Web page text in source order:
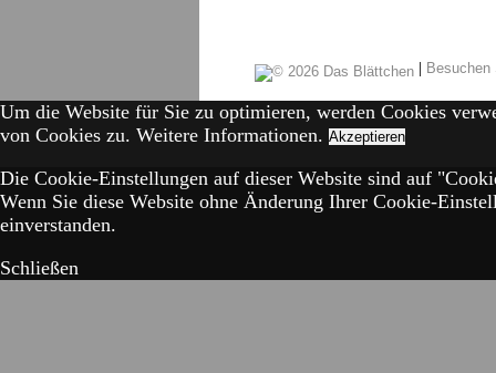
|
Um die Website für Sie zu optimieren, werden Cookies
von Cookies zu. Weitere Informationen. Akzeptieren
Die Cookie-Einstellungen auf dieser Website sind auf
Wenn Sie diese Website ohne Änderung Ihrer Cookie-
einverstanden.
Schließen